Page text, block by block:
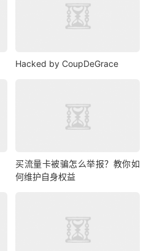
Hacked by CoupDeGrace
买流量卡被骗怎么举报？教你如
何维护自身权益